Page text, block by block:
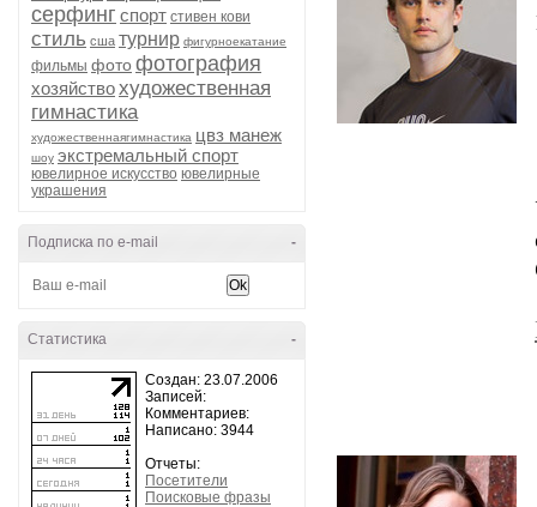
серфинг спорт стивен кови
стиль сша турнир фигурноекатание
фильмы фотофотография
хозяйствохудожественная
гимнастика
художественнаягимнастика цвз манеж
шоу экстремальный спорт
ювелирное искусство ювелирные
украшения
-
Подписка по e-mail
-
Статистика
Создан: 23.07.2006
Записей:
Комментариев:
Написано: 3944
Отчеты:
Посетители
Поисковые фразы